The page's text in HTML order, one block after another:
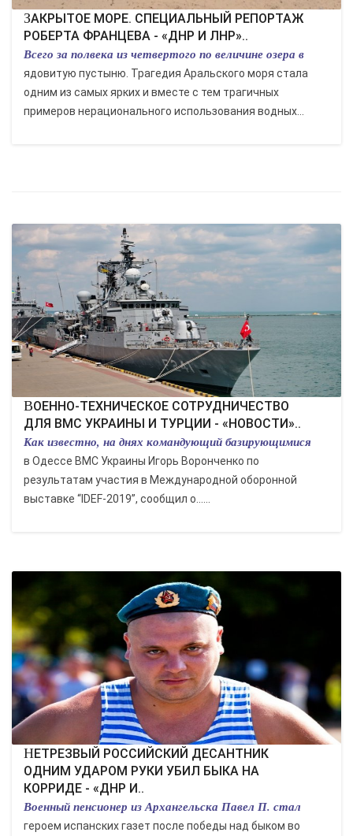
ЗАКРЫТОЕ МОРЕ. СПЕЦИАЛЬНЫЙ РЕПОРТАЖ
РОБЕРТА ФРАНЦЕВА - «ДНР И ЛНР»..
Всего за полвека из четвертого по величине озера в
ядовитую пустыню. Трагедия Аральского моря стала
одним из самых ярких и вместе с тем трагичных
примеров нерационального использования водных...
ВОЕННО-ТЕХНИЧЕСКОЕ СОТРУДНИЧЕСТВО
ДЛЯ ВМС УКРАИНЫ И ТУРЦИИ - «НОВОСТИ»..
Как известно, на днях командующий базирующимися
в Одессе ВМС Украины Игорь Воронченко по
результатам участия в Международной оборонной
выставке “IDEF-2019”, сообщил о......
НЕТРЕЗВЫЙ РОССИЙСКИЙ ДЕСАНТНИК
ОДНИМ УДАРОМ РУКИ УБИЛ БЫКА НА
КОРРИДЕ - «ДНР И..
Военный пенсионер из Архангельска Павел П. стал
героем испанских газет после победы над быком во